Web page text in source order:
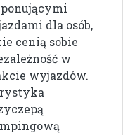
dla osób,
cenią sobie
w
wyjazdów.